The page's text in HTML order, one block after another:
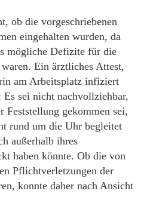
ob die vorgeschriebenen
eingehalten wurden, da
mögliche Defizite für die
Ein ärztliches Attest,
am Arbeitsplatz infiziert
Es sei nicht nachvollziehbar,
gekommen sei,
rund um die Uhr begleitet
außerhalb ihres
haben könnte. Ob die von
Pflichtverletzungen der
konnte daher nach Ansicht